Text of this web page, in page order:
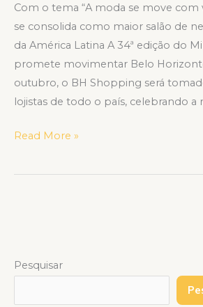
Com o tema “A moda se move com
se consolida como maior salão de
da América Latina A 34ª edição do
promete movimentar Belo
outubro, o BH Shopping será
lojistas de todo o país, celebrando a
Read More »
Pesquisar